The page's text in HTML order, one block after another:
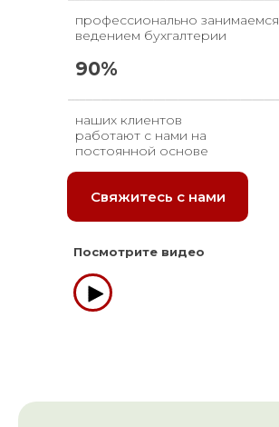
профессионально занимаемся
ведением бухгалтерии
наших клиентов
работают с нами на
постоянной основе
Посмотрите видео
90%
Свяжитесь с нами